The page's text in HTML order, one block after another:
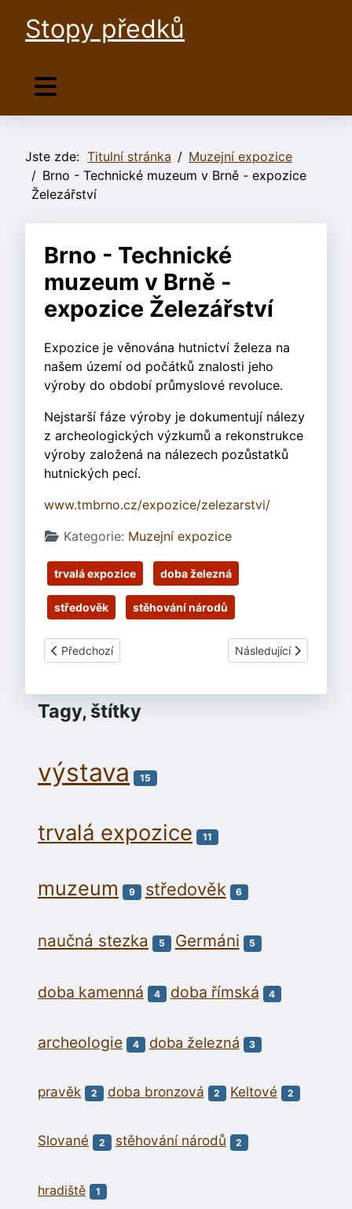
Stopy předků
Jste zde: Titulní stránka
Muzejní expozice
Brno - Technické muzeum v Brně - expozice
Železářství
Brno - Technické
muzeum v Brně -
expozice Železářství
Expozice je věnována hutnictví železa na
našem území od počátků znalosti jeho
výroby do období průmyslové revoluce.
Nejstarší fáze výroby je dokumentují nálezy
z archeologických výzkumů a rekonstrukce
výroby založená na nálezech pozůstatků
hutnických pecí.
www.tmbrno.cz/expozice/zelezarstvi/
Základní údaje
Kategorie: Muzejní expozice
trvalá expozice doba železná
středověk stěhování národů
Předchozí článek: Blansko - Muzeum Blanenska
Předchozí Další článek: Mikulov
Následující
Tagy, štítky
výstava 15
trvalá expozice 11
muzeum 9 středověk 6
naučná stezka 5 Germáni 5
doba kamenná 4 doba římská 4
archeologie 4 doba železná 3
pravěk 2 doba bronzová 2 Keltové 2
Slované 2 stěhování národů 2
hradiště 1